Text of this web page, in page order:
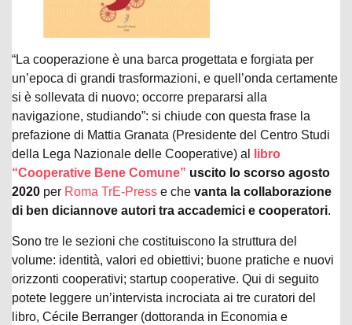
“La cooperazione è una barca progettata e forgiata per
un’epoca di grandi trasformazioni, e quell’onda certamente
si è sollevata di nuovo; occorre prepararsi alla
navigazione, studiando”: si chiude con questa frase la
prefazione di Mattia Granata (Presidente del Centro Studi
della Lega Nazionale delle Cooperative) al
libro
“Cooperative Bene Comune” uscito lo scorso agosto
2020 per Roma TrE-Press e che vanta la collaborazione
di ben diciannove autori tra accademici e cooperatori.
Sono tre le sezioni che costituiscono la struttura del
volume: identità, valori ed obiettivi; buone pratiche e nuovi
orizzonti cooperativi; startup cooperative. Qui di seguito
potete leggere un’intervista incrociata ai tre curatori del
libro, Cécile Berranger (dottoranda in Economia e